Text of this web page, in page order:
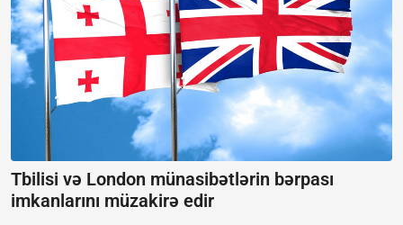
Tbilisi və London münasibətlərin bərpası
imkanlarını müzakirə edir